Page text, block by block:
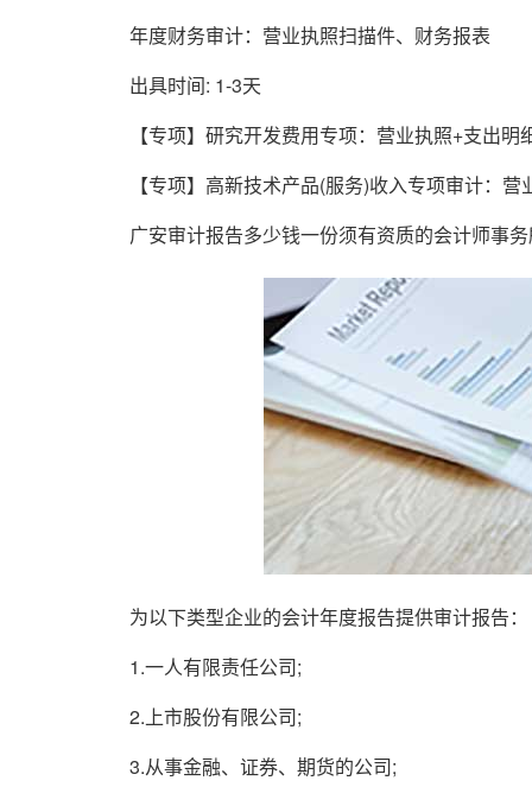
年度财务审计：营业执照扫描件、财务报表
出具时间: 1-3天
【专项】研究开发费用专项：营业执照+支出明
【专项】高新技术产品(服务)收入专项审计：营
广安审计报告多少钱一份须有资质的会计师事务
为以下类型企业的会计年度报告提供审计报告：
1.一人有限责任公司;
2.上市股份有限公司;
3.从事金融、证券、期货的公司;